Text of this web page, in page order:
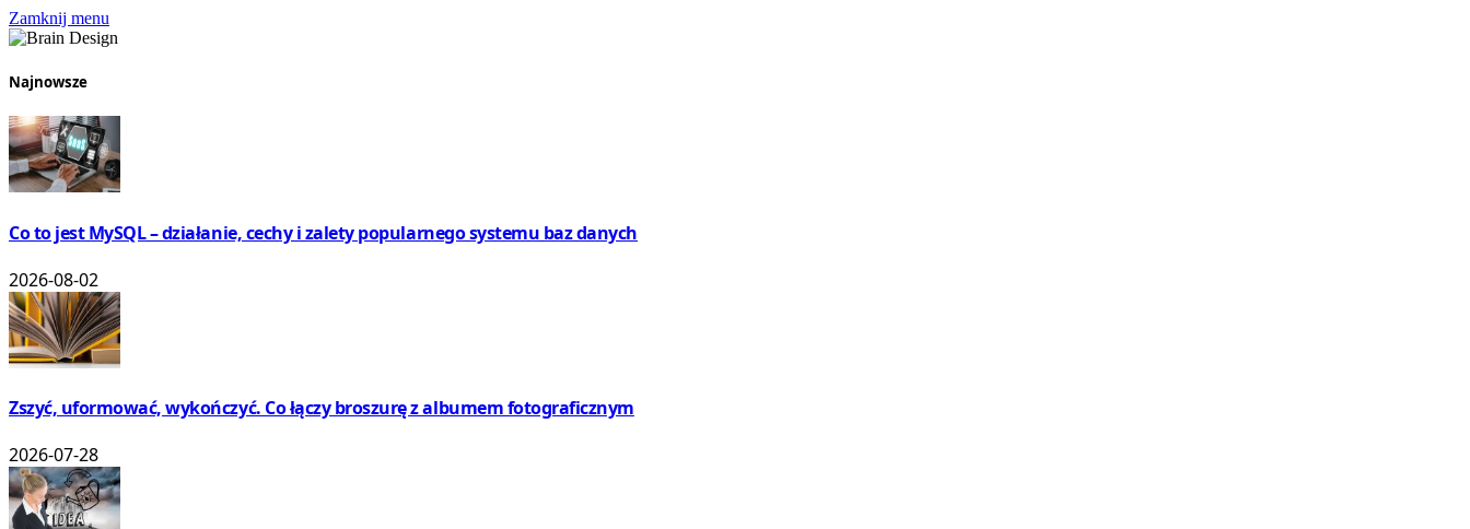
Zamknij menu
Najnowsze
Co to jest MySQL – działanie, cechy i zalety popularnego systemu baz danych
2026-08-02
Zszyć, uformować, wykończyć. Co łączy broszurę z albumem fotograficznym
2026-07-28